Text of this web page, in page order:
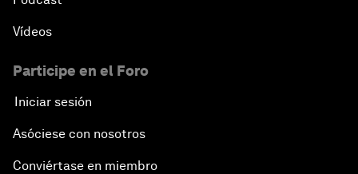
Vídeos
Participe en el Foro
Iniciar sesión
Asóciese con nosotros
Conviértase en miembro